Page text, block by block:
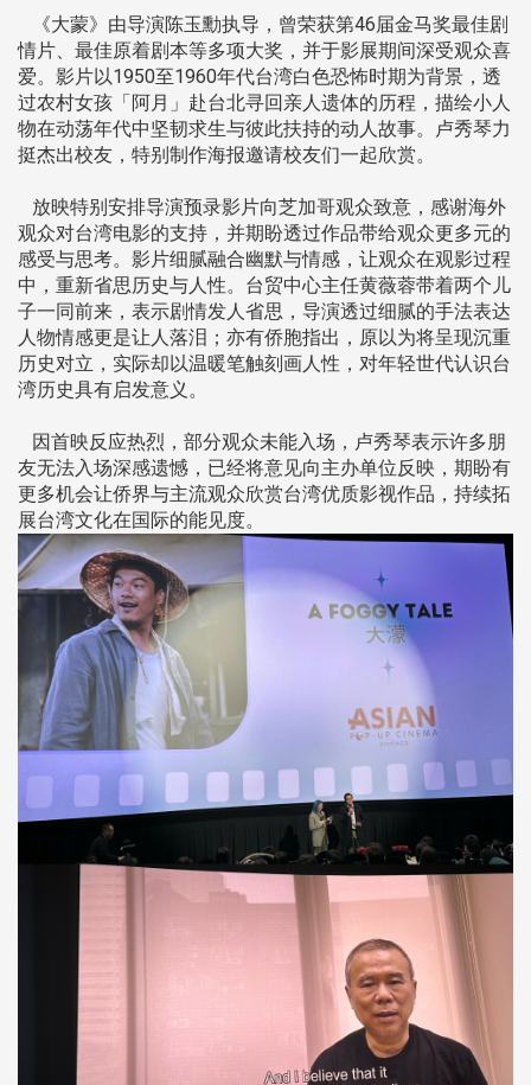
《大蒙》由导演陈玉勳执导，曾荣获第46届金马奖最佳剧
情片、最佳原着剧本等多项大奖，并于影展期间深受观众喜
爱。影片以1950至1960年代台湾白色恐怖时期为背景，透
过农村女孩「阿月」赴台北寻回亲人遗体的历程，描绘小人
物在动荡年代中坚韧求生与彼此扶持的动人故事。卢秀琴力
挺杰出校友，特别制作海报邀请校友们一起欣赏。
放映特别安排导演预录影片向芝加哥观众致意，感谢海外
观众对台湾电影的支持，并期盼透过作品带给观众更多元的
感受与思考。影片细腻融合幽默与情感，让观众在观影过程
中，重新省思历史与人性。台贸中心主任黄薇蓉带着两个儿
子一同前来，表示剧情发人省思，导演透过细腻的手法表达
人物情感更是让人落泪；亦有侨胞指出，原以为将呈现沉重
历史对立，实际却以温暖笔触刻画人性，对年轻世代认识台
湾历史具有启发意义。
因首映反应热烈，部分观众未能入场，卢秀琴表示许多朋
友无法入场深感遗憾，已经将意见向主办单位反映，期盼有
更多机会让侨界与主流观众欣赏台湾优质影视作品，持续拓
展台湾文化在国际的能见度。